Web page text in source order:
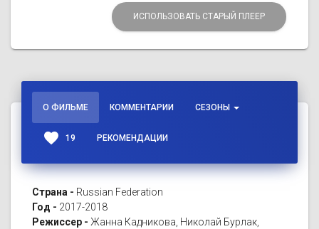
ИСПОЛЬЗОВАТЬ СТАРЫЙ ПЛЕЕР
О ФИЛЬМЕ КОММЕНТАРИИ СЕЗОНЫ
favorite 19 РЕКОМЕНДАЦИИ
Страна - Russian Federation
Год - 2017-2018
Режиссер - Жанна Кадникова, Николай Бурлак,